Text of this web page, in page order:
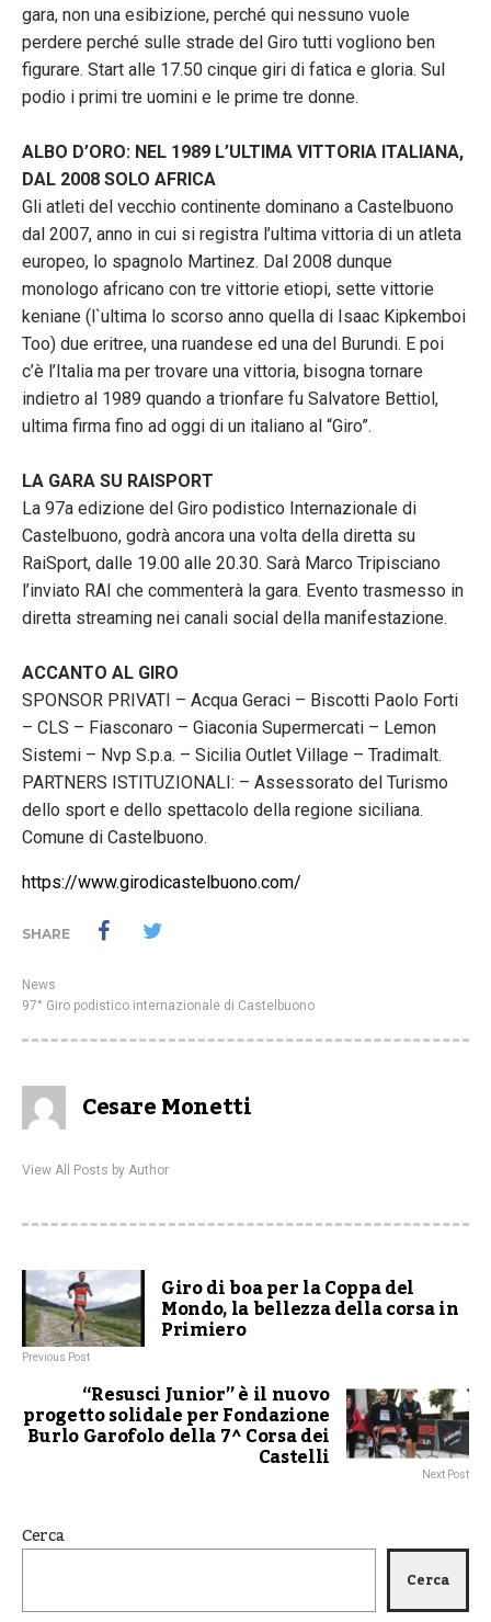
gara, non una esibizione, perché qui nessuno vuole
perdere perché sulle strade del Giro tutti vogliono ben
figurare. Start alle 17.50 cinque giri di fatica e gloria. Sul
podio i primi tre uomini e le prime tre donne.
ALBO D’ORO: NEL 1989 L’ULTIMA VITTORIA ITALIANA,
DAL 2008 SOLO AFRICA
Gli atleti del vecchio continente dominano a Castelbuono
dal 2007, anno in cui si registra l’ultima vittoria di un atleta
europeo, lo spagnolo Martinez. Dal 2008 dunque
monologo africano con tre vittorie etiopi, sette vittorie
keniane (l`ultima lo scorso anno quella di Isaac Kipkemboi
Too) due eritree, una ruandese ed una del Burundi. E poi
c’è l’Italia ma per trovare una vittoria, bisogna tornare
indietro al 1989 quando a trionfare fu Salvatore Bettiol,
ultima firma fino ad oggi di un italiano al “Giro”.
LA GARA SU RAISPORT
La 97a edizione del Giro podistico Internazionale di
Castelbuono, godrà ancora una volta della diretta su
RaiSport, dalle 19.00 alle 20.30. Sarà Marco Tripisciano
l’inviato RAI che commenterà la gara. Evento trasmesso in
diretta streaming nei canali social della manifestazione.
ACCANTO AL GIRO
SPONSOR PRIVATI – Acqua Geraci – Biscotti Paolo Forti
– CLS – Fiasconaro – Giaconia Supermercati – Lemon
Sistemi – Nvp S.p.a. – Sicilia Outlet Village – Tradimalt.
PARTNERS ISTITUZIONALI: – Assessorato del Turismo
dello sport e dello spettacolo della regione siciliana.
Comune di Castelbuono.
https://www.girodicastelbuono.com/
SHARE
News
97° Giro podistico internazionale di Castelbuono
Cesare Monetti
View All Posts by Author
Giro di boa per la Coppa del
Mondo, la bellezza della corsa in
Primiero
Previous Post
“Resusci Junior” è il nuovo
progetto solidale per Fondazione
Burlo Garofolo della 7^ Corsa dei
Castelli Next Post
Cerca
Cerca